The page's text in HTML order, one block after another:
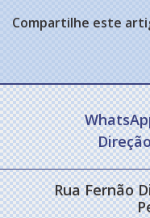
Compartilhe este
Rua Fernão